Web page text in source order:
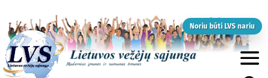
Noriu būti LVS nariu